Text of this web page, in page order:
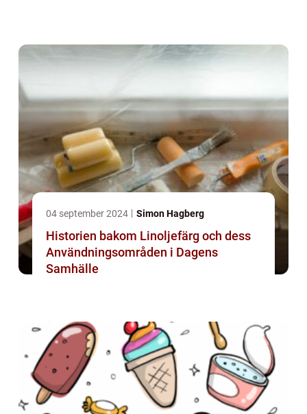
04 september 2024 Simon Hagberg
Historien bakom Linoljefärg och dess
Användningsområden i Dagens
Samhälle